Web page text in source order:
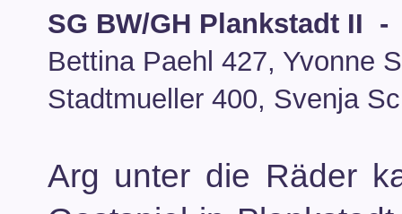
SG BW/GH Plankstadt II -
Bettina Paehl 427, Yvonne
Stadtmueller 400, Svenja
Arg unter die Räder